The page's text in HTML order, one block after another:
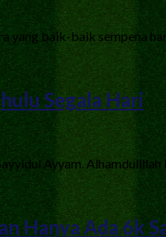
baik-baik sempena
Segala Hari
Ayyam.
Hanya Ada 6k